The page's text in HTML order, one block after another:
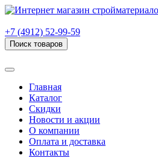
+7 (4912) 52-99-59
Поиск товаров
Главная
Каталог
Скидки
Новости и акции
О компании
Оплата и доставка
Контакты